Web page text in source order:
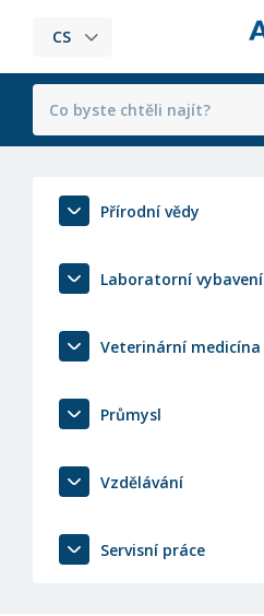
CS
Přírodní vědy
Laboratorní vybavení
Veterinární medicína
Průmysl
Vzdělávání
Servisní práce